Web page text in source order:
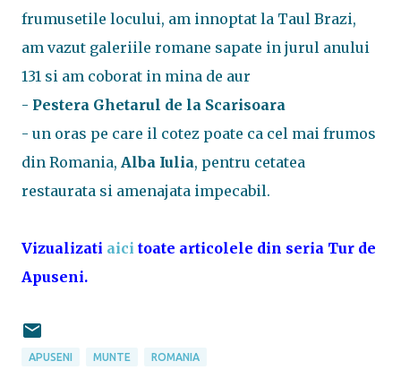
frumusetile locului, am innoptat la Taul Brazi,
am vazut galeriile romane sapate in jurul anului
131 si am coborat in mina de aur
- Pestera Ghetarul de la Scarisoara
- un oras pe care il cotez poate ca cel mai frumos
din Romania, Alba Iulia, pentru cetatea
restaurata si amenajata impecabil.
Vizualizati aici toate articolele din seria Tur de
Apuseni.
APUSENI MUNTE ROMANIA